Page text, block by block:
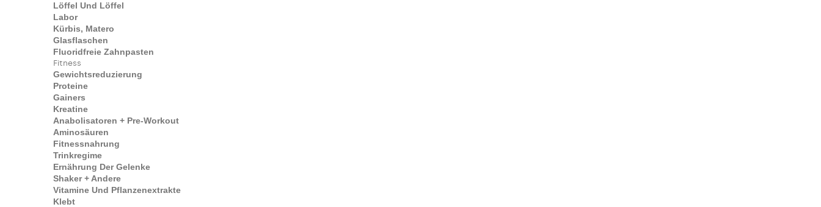
Löffel Und Löffel
Labor
Kürbis, Matero
Glasflaschen
Fluoridfreie Zahnpasten
Fitness
Gewichtsreduzierung
Proteine
Gainers
Kreatine
Anabolisatoren + Pre-Workout
Aminosäuren
Fitnessnahrung
Trinkregime
Ernährung Der Gelenke
Shaker + Andere
Vitamine Und Pflanzenextrakte
Klebt